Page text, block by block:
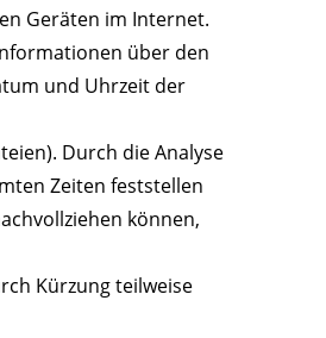
Geräten im Internet.
über den
und Uhrzeit der
Durch die Analyse
Zeiten feststellen
können,
Kürzung teilweise